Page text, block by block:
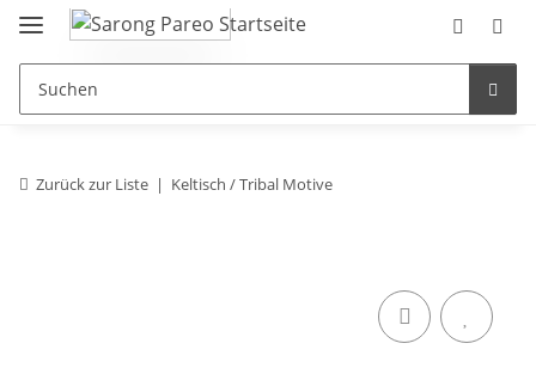
Zurück zur Liste Keltisch / Tribal Motive